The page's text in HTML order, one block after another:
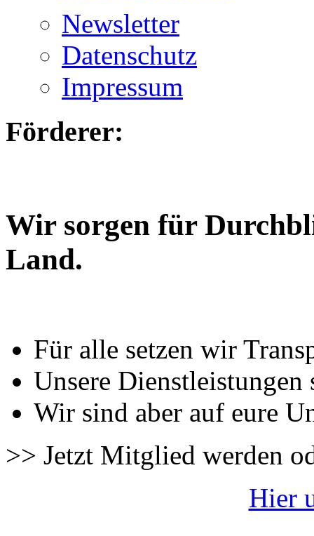
Newsletter
Datenschutz
Impressum
Förderer:
Wir sorgen für
Land.
Für alle setzen wir
Unsere Dienstleistungen
Wir sind aber auf eure
>> Jetzt Mitglied werden
Hier